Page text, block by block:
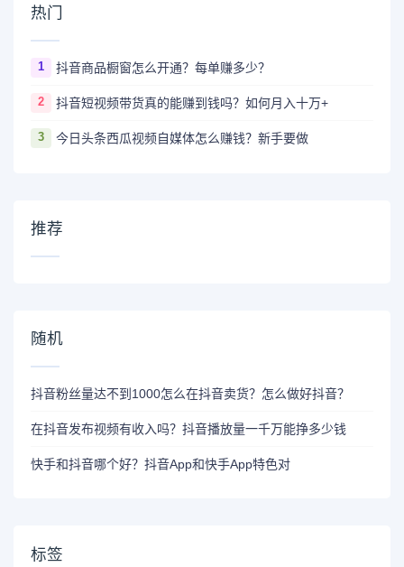
热门
1 抖音商品橱窗怎么开通？每单赚多少？
2 抖音短视频带货真的能赚到钱吗？如何月入十万+
3 今日头条西瓜视频自媒体怎么赚钱？新手要做
推荐
随机
抖音粉丝量达不到1000怎么在抖音卖货？怎么做好抖音？
在抖音发布视频有收入吗？抖音播放量一千万能挣多少钱
快手和抖音哪个好？抖音App和快手App特色对
标签